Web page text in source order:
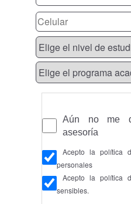
Aún no me
asesoría
Acepto la política
personales
Acepto la política
sensibles.